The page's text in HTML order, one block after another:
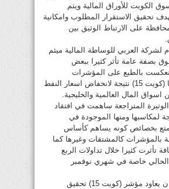
الكويت للأوراق المالية ويتم
تحقيق الاستقرار المطلوب وامكانية
على الارتباط الوثيق بين
لشركة العربي للوساطة المالية ميثم
بصفة عامة تأثر كثيرا ببعض
بالطبع على المؤشرات
الرئيسية لا سيما (كويت 15) نتيجة لانخفاض اسعار النفط
اسواق المال العالمية والخليجية.
المتراجعة ساهمت في افتقاد
لمكاسبها ومنها الموجودة في
بخصائص كونه يساهم كأساس
بالمؤشرات كالمشتقات وغيرها كما
تأثرت كثيرا خلال تداولات الربع
الحالي خاصة في شهري نوفمبر
وتوقع الشخص ان يعاود مؤشر (كويت 15) تحقيق